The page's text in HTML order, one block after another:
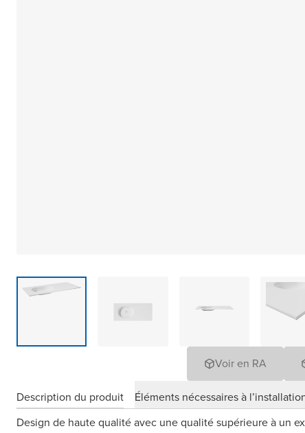
Voir en RA
Description du produit Éléments nécessaires à
Design de haute qualité avec une qualité supérieure à un